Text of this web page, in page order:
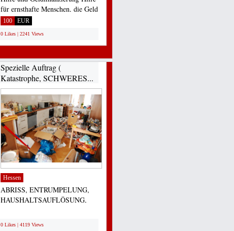
für ernsthafte Menschen, die Geld
für alle Arten...
100 EUR
0 Likes | 2241 Views
Spezielle Auftrag (
Katastrophe, SCHWERES...
Hessen
ABRISS, ENTRUMPELUNG,
HAUSHALTSAUFLÖSUNG,
0 Likes | 4119 Views